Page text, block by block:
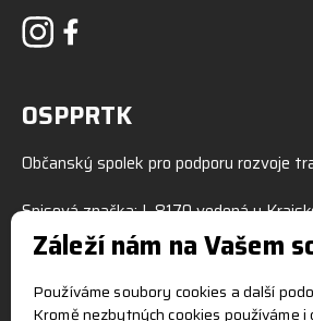
OSPPRTK
Občanský spolek pro podporu rozvoje
Spisová značka: L 8170 vedená u
IČO: 70435430
Své dotazy zasílejte na e-mailovou
Záleží nám na Vašem
Používáme soubory cookies a další
Kromě nezbytných cookies používáme